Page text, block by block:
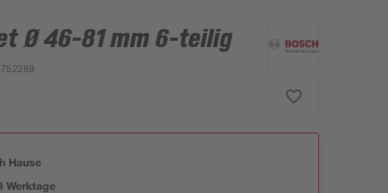
Ø 46-81 mm 6-teilig
Hause
Werktage